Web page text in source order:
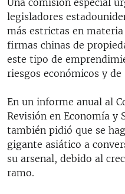
LA INVASIÓN DE RUSIA A
legisladores
más estrictas en
firmas chinas de
este tipo de
riesgos económicos y de
En un informe anual al
Revisión en Economía y
también pidió que se
gigante asiático a
su arsenal, debido al
ramo.